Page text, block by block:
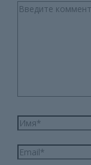
Введите
комментарий...
Имя*
Email*